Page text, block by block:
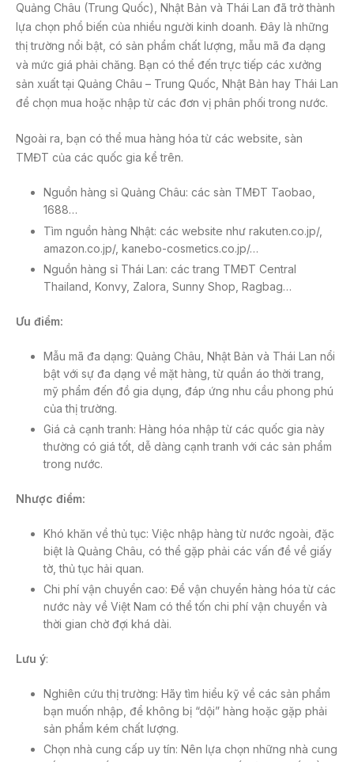
Quảng Châu (Trung Quốc), Nhật Bản và Thái Lan đã trở thành
lựa chọn phổ biến của nhiều người kinh doanh. Đây là những
thị trường nổi bật, có sản phẩm chất lượng, mẫu mã đa dạng
và mức giá phải chăng. Bạn có thể đến trực tiếp các xưởng
sản xuất tại Quảng Châu – Trung Quốc, Nhật Bản hay Thái Lan
để chọn mua hoặc nhập từ các đơn vị phân phối trong nước.
Ngoài ra, bạn có thể mua hàng hóa từ các website, sàn
TMĐT của các quốc gia kể trên.
Nguồn hàng sỉ Quảng Châu: các sàn TMĐT Taobao,
1688…
Tìm nguồn hàng Nhật: các website như rakuten.co.jp/,
amazon.co.jp/, kanebo-cosmetics.co.jp/…
Nguồn hàng sỉ Thái Lan: các trang TMĐT Central
Thailand, Konvy, Zalora, Sunny Shop, Ragbag…
Ưu điểm:
Mẫu mã đa dạng: Quảng Châu, Nhật Bản và Thái Lan nổi
bật với sự đa dạng về mặt hàng, từ quần áo thời trang,
mỹ phẩm đến đồ gia dụng, đáp ứng nhu cầu phong phú
của thị trường.
Giá cả cạnh tranh: Hàng hóa nhập từ các quốc gia này
thường có giá tốt, dễ dàng cạnh tranh với các sản phẩm
trong nước.
Nhược điểm:
Khó khăn về thủ tục: Việc nhập hàng từ nước ngoài, đặc
biệt là Quảng Châu, có thể gặp phải các vấn đề về giấy
tờ, thủ tục hải quan.
Chi phí vận chuyển cao: Để vận chuyển hàng hóa từ các
nước này về Việt Nam có thể tốn chi phí vận chuyển và
thời gian chờ đợi khá dài.
Lưu ý:
Nghiên cứu thị trường: Hãy tìm hiểu kỹ về các sản phẩm
bạn muốn nhập, để không bị “dội” hàng hoặc gặp phải
sản phẩm kém chất lượng.
Chọn nhà cung cấp uy tín: Nên lựa chọn những nhà cung